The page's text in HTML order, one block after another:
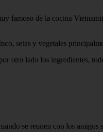
famoso de la cocina
setas y vegetales
otro lado los ingredientes,
se reunen con los amigos